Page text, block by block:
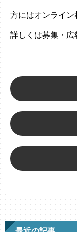
方にはオンライン
詳しくは募集・広